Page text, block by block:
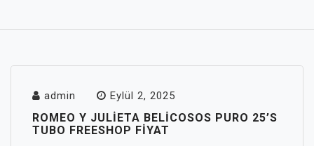
admin Eylül 2, 2025
ROMEO Y JULIETA BELICOSOS PURO 25’S
TUBO FREESHOP FIYAT